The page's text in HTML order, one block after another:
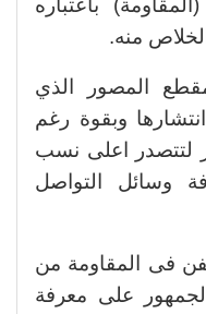
باعتباره
منه.
المصور الذي
وبقوة رغم
لتتصدر اعلى نسب
وسائل التواصل
فى المقاومة من
على معرفة